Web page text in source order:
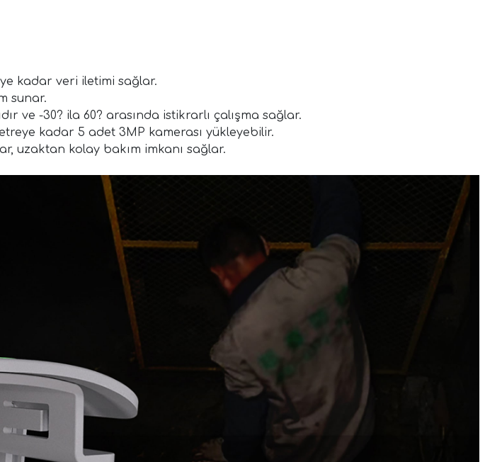
kadar veri iletimi sağlar.
sunar.
ve -30? ila 60? arasında istikrarlı çalışma sağlar.
kadar 5 adet 3MP kamerası yükleyebilir.
uzaktan kolay bakım imkanı sağlar.